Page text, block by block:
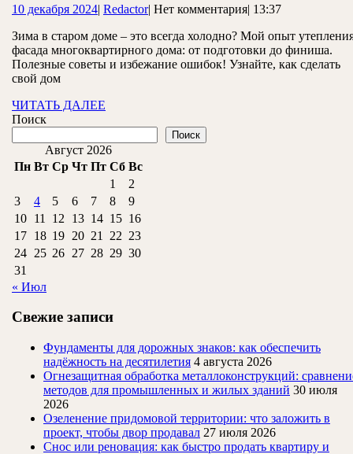
утепления
фасада
10 декабря 202410
2024
| RedactorRedactor
| Нет комментария| 13:37
Зима в старом доме – это всегда холодно? Мой опыт
фасада многоквартирного дома: от подготовки до финиша.
Полезные советы и избежание ошибок! Узнайте, как сделать
свой дом
ЧИТАТЬ ДАЛЕЕ
Поиск
Поиск
Август 2026
Пн Вт Ср Чт Пт Сб Вс
1
2
3
4 5 6 7 8
9
10 11 12 13 14 15 16
17 18 19 20 21 22 23
24 25 26 27 28 29 30
31
« Июл
Свежие записи
Фундаменты для дорожных знаков: как обеспечить
надёжность на десятилетия 4 августа 2026
Огнезащитная обработка металлоконструкций:
методов для промышленных и жилых зданий 30 июля
2026
Озеленение придомовой территории: что заложить в
проект, чтобы двор продавал 27 июля 2026
Снос или реновация: как быстро продать квартиру и